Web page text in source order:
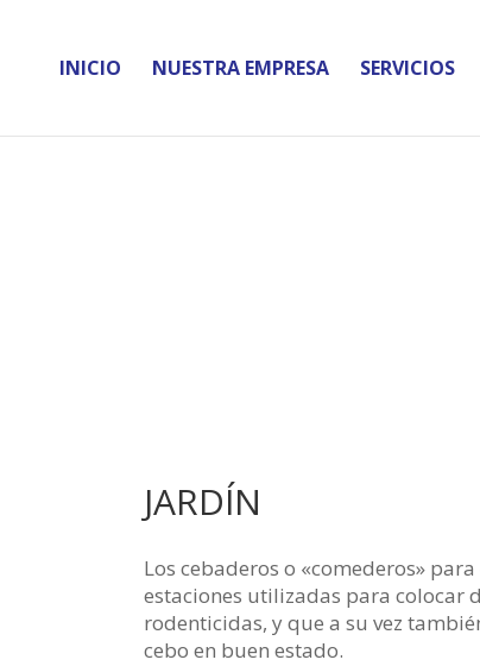
INICIO NUESTRA EMPRESA SERVICIOS
JARDÍN
Los cebaderos o «comederos»
estaciones utilizadas para colocar
rodenticidas, y que a su vez
cebo en buen estado.